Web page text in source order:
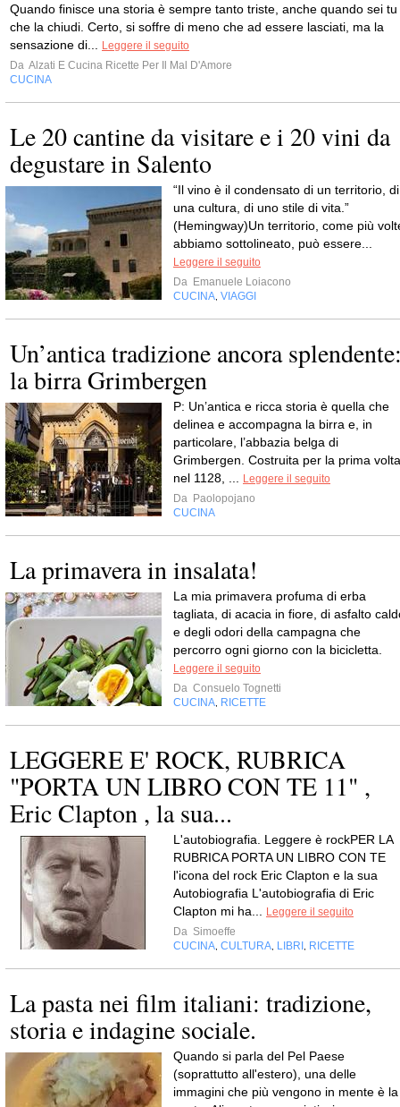
Quando finisce una storia è sempre tanto triste, anche quando sei tu
che la chiudi. Certo, si soffre di meno che ad essere lasciati, ma la
sensazione di...
Leggere il seguito
Da Alzati E Cucina Ricette Per Il Mal D'Amore
CUCINA
Le 20 cantine da visitare e i 20 vini da
degustare in Salento
“Il vino è il condensato di un territorio, di
una cultura, di uno stile di vita.”
(Hemingway)Un territorio, come più
abbiamo sottolineato, può essere...
Leggere il seguito
Da Emanuele Loiacono
CUCINA VIAGGI
Un’antica tradizione ancora
la birra Grimbergen
P: Un’antica e ricca storia è quella che
delinea e accompagna la birra e, in
particolare, l’abbazia belga di
Grimbergen. Costruita per la prima volta
nel 1128, ...
Leggere il seguito
Da Paolopojano
CUCINA
La primavera in insalata!
La mia primavera profuma di erba
tagliata, di acacia in fiore, di asfalto
e degli odori della campagna che
percorro ogni giorno con la bicicletta.
Leggere il seguito
Da Consuelo Tognetti
CUCINA RICETTE
LEGGERE E' ROCK, RUBRICA
"PORTA UN LIBRO CON TE 11" ,
Eric Clapton , la sua...
L'autobiografia. Leggere è rockPER LA
RUBRICA PORTA UN LIBRO CON TE
l'icona del rock Eric Clapton e la sua
Autobiografia L'autobiografia di Eric
Clapton mi ha...
Leggere il seguito
Da Simoeffe
CUCINA CULTURA LIBRI RICETTE
La pasta nei film italiani: tradizione,
storia e indagine sociale.
Quando si parla del Pel Paese
(soprattutto all'estero), una delle
immagini che più vengono in mente è la